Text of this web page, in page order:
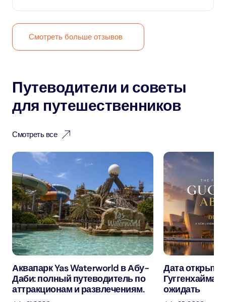
Смотреть больше отзывов
Путеводители и советы
для путешественников
Смотреть все
Аквапарк Yas Waterworld в Абу-
Даби: полный путеводитель по
аттракционам и развлечениям.
Дата
Гуггенхайма
ожидать